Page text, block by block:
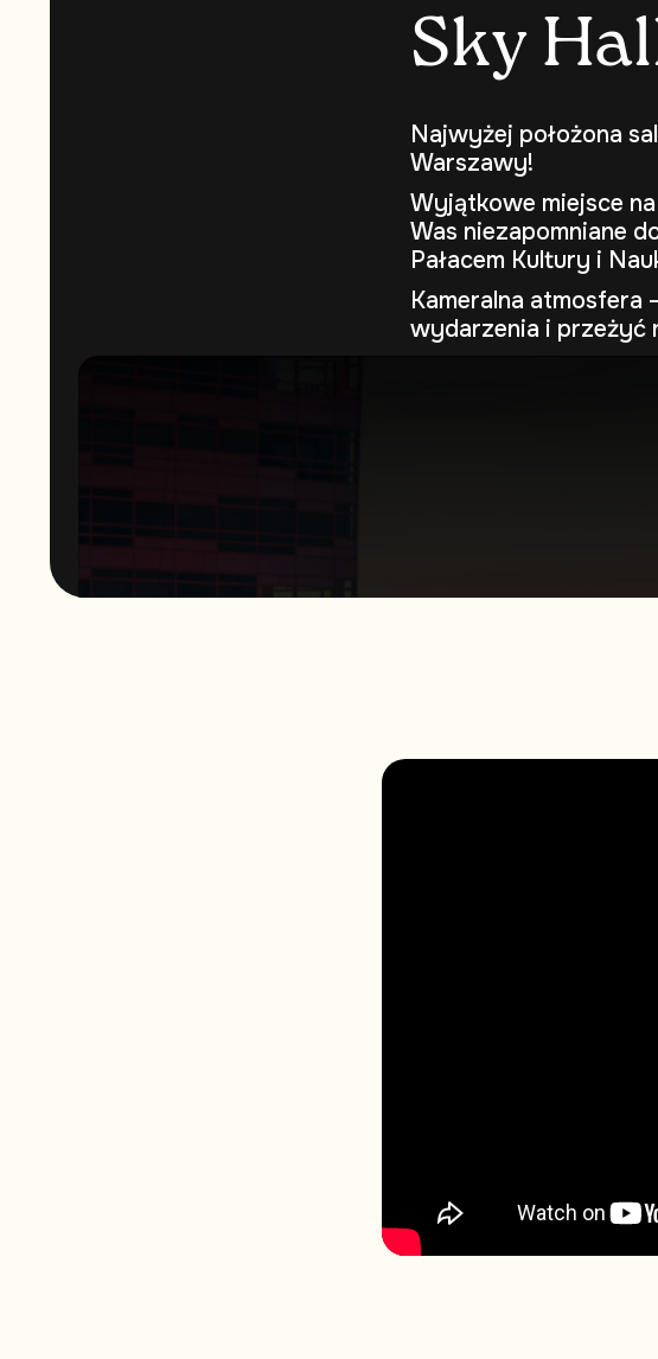
Sky Hal
Najwyżej położona
Warszawy!
Wyjątkowe miejsce
Was niezapomniane
Pałacem Kultury i
Kameralna atmosfera
wydarzenia i przeżyć